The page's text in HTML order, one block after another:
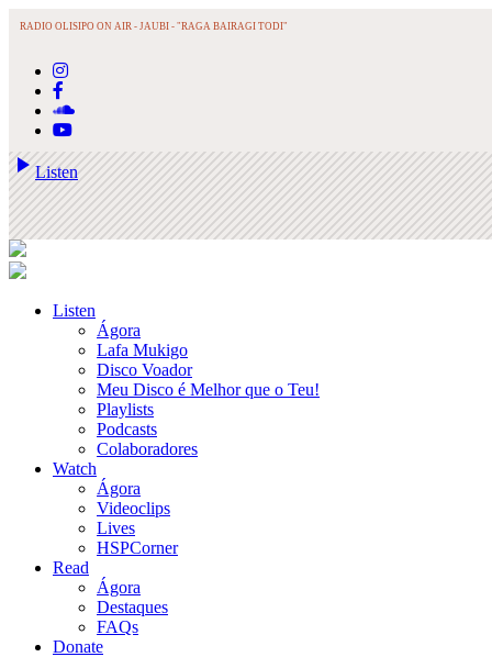
play_arrowListen
RADIO OLISIPO ON AIR - JAUBI - "RAGA BAIRAGI TODI"
Listen
Ágora
Lafa Mukigo
Disco Voador
Meu Disco é Melhor que o Teu!
Playlists
Podcasts
Colaboradores
Watch
Ágora
Videoclips
Lives
HSPCorner
Read
Ágora
Destaques
FAQs
Donate